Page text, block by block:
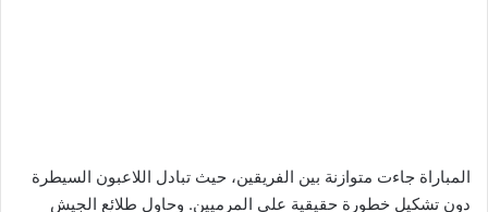
المباراة جاءت متوازنة بين الفريقين، حيث تبادل اللاعبون السيطرة
دون تشكيل خطورة حقيقية على المرميين. وحاول طلائع الجيش